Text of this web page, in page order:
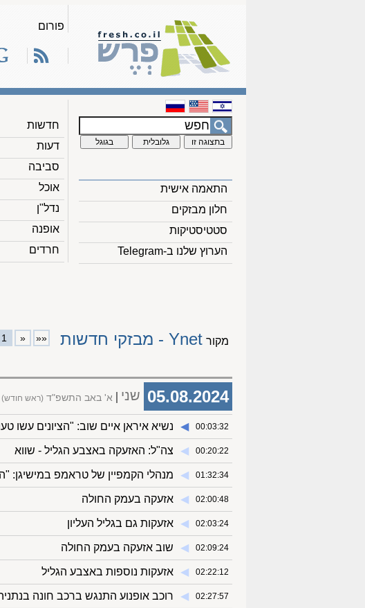
פורום
התאמה אישית
חלון מבזקים
סטטיסטיקות
הערוץ שלנו ב-Telegram
חדשות
דעות
סביבה
אוכל
נדל"ן
אופנה
חרדים
מקור Ynet - מבזקי חדשות ««
«
1
05.08.2024 שני א' באב התשפ"ד (ראש חודש)
00:03:32
◀︎ נשיא איראן איים שוב: "הציונים עשו
00:20:22
◀︎ צה"ל: האזעקה באצבע הגליל - שווא
01:32:34
◀︎ מנהלי הקמפיין של טראמפ במישיגן:
02:00:48
◀︎ אזעקה בעמק החולה
02:03:24
◀︎ אזעקות גם בגליל העליון
02:09:24
◀︎ שוב אזעקה בעמק החולה
02:22:12
◀︎ אזעקות נוספות באצבע הגליל
02:27:57
◀︎ רוכב אופנוע התנגש ברכב חונה